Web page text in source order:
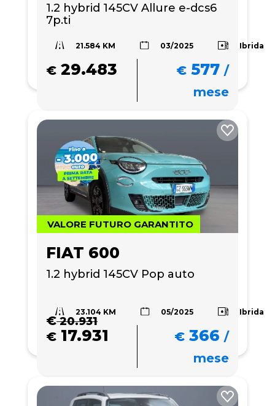
1.2 hybrid 145CV Allure e-dcs6
7p.ti
21.584 KM 03/2025 Ibrida
€ 29.483 € 577 /
mese
VALORE FUTURO GARANTITO
FIAT 600
1.2 hybrid 145CV Pop auto
23.104 KM 05/2025 Ibrida
€20.931
€ 17.931 € 366 /
mese